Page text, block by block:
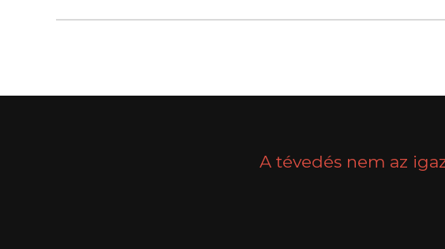
A tévedés nem az